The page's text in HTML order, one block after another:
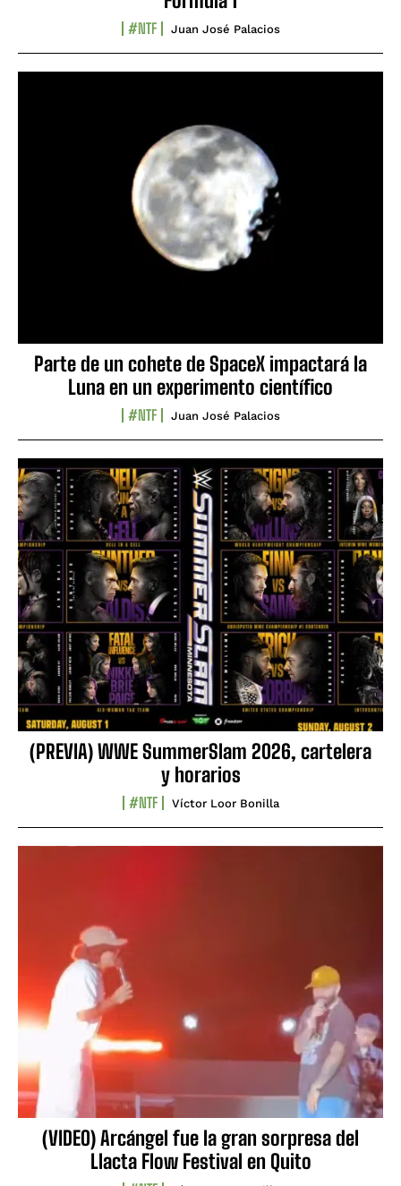
#NTF Juan José Palacios
Parte de un cohete de SpaceX impactará la
Luna en un experimento científico
#NTF Juan José Palacios
(PREVIA) WWE SummerSlam 2026, cartelera
y horarios
#NTF Víctor Loor Bonilla
(VIDEO) Arcángel fue la gran sorpresa del
Llacta Flow Festival en Quito